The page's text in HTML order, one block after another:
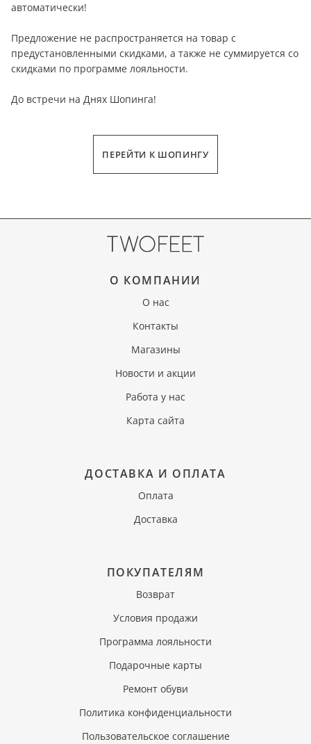
автоматически!
Предложение не распространяется на товар с
предустановленными скидками, а также не суммируется со
скидками по программе лояльности.
До встречи на Днях Шопинга!
ПЕРЕЙТИ К ШОПИНГУ
О КОМПАНИИ
О нас
Контакты
Магазины
Новости и акции
Работа у нас
Карта сайта
ДОСТАВКА И ОПЛАТА
Оплата
Доставка
ПОКУПАТЕЛЯМ
Возврат
Условия продажи
Программа лояльности
Подарочные карты
Ремонт обуви
Политика конфиденциальности
Пользовательское соглашение